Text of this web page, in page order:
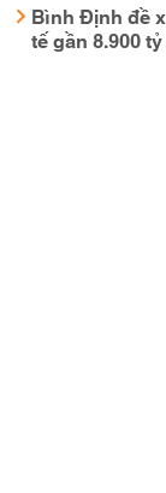
Bình Định đề
tế gần 8.900